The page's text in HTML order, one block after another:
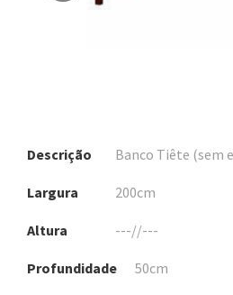
Descrição Banco Tiête (sem
Largura 200cm
Altura ---//---
Profundidade 50cm